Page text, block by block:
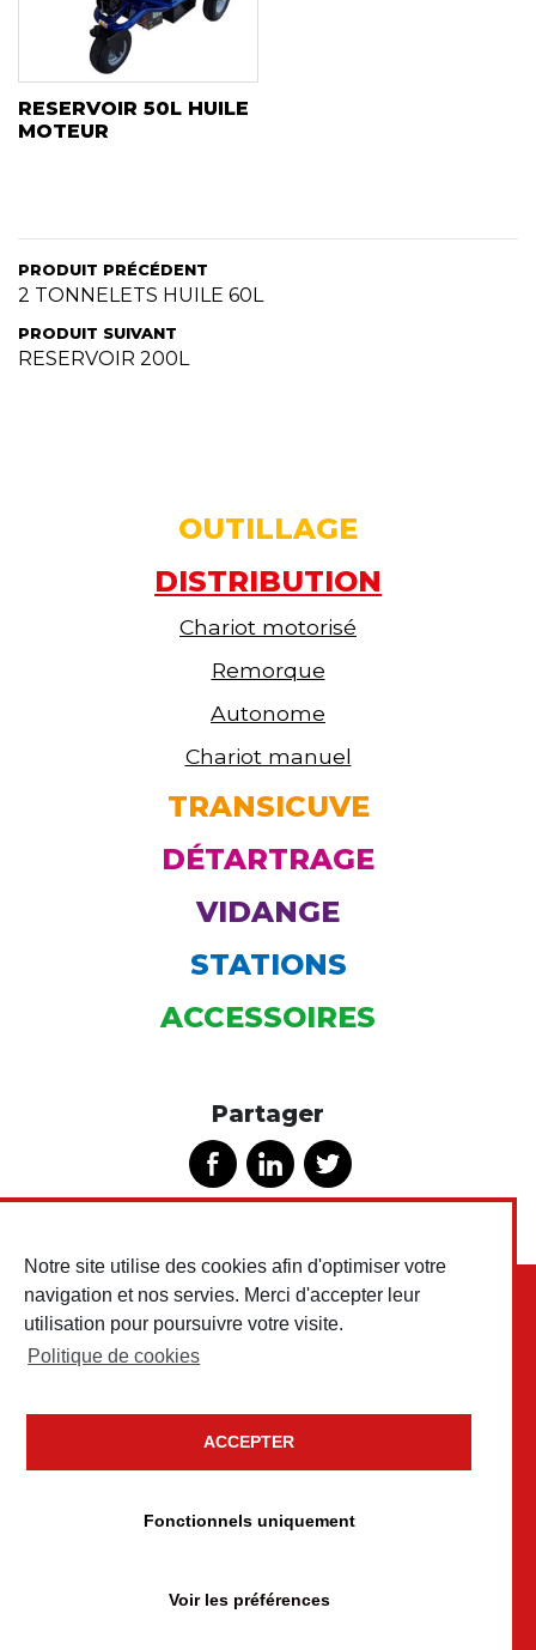
Notre site utilise des cookies afin d'optimiser votre
navigation et nos servies. Merci d'accepter leur
utilisation pour poursuivre votre visite.
Politique de cookies
ACCEPTER
Fonctionnels uniquement
Voir les préférences
OUTILLAGE
DISTRIBUTION
Chariot motorisé
Remorque
Autonome
Chariot manuel
TRANSICUVE
DÉTARTRAGE
VIDANGE
STATIONS
ACCESSOIRES
Partager
RESERVOIR 50L HUILE
MOTEUR
PRODUIT PRÉCÉDENT
2 TONNELETS HUILE 60L
PRODUIT SUIVANT
RESERVOIR 200L
réservés
Politique de cookies